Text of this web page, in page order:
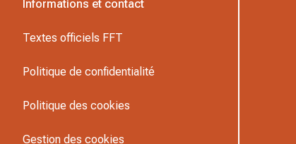
Informations et contact
Textes officiels FFT
Politique de confidentialité
Politique des cookies
Gestion des cookies